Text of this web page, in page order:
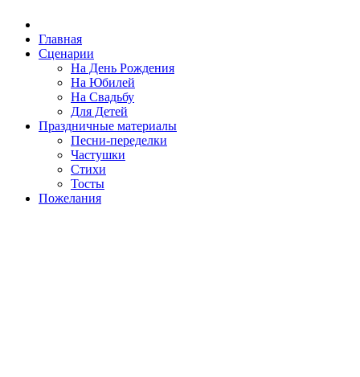
Главная
Сценарии
На День Рождения
На Юбилей
На Свадьбу
Для Детей
Праздничные материалы
Песни-переделки
Частушки
Стихи
Тосты
Пожелания